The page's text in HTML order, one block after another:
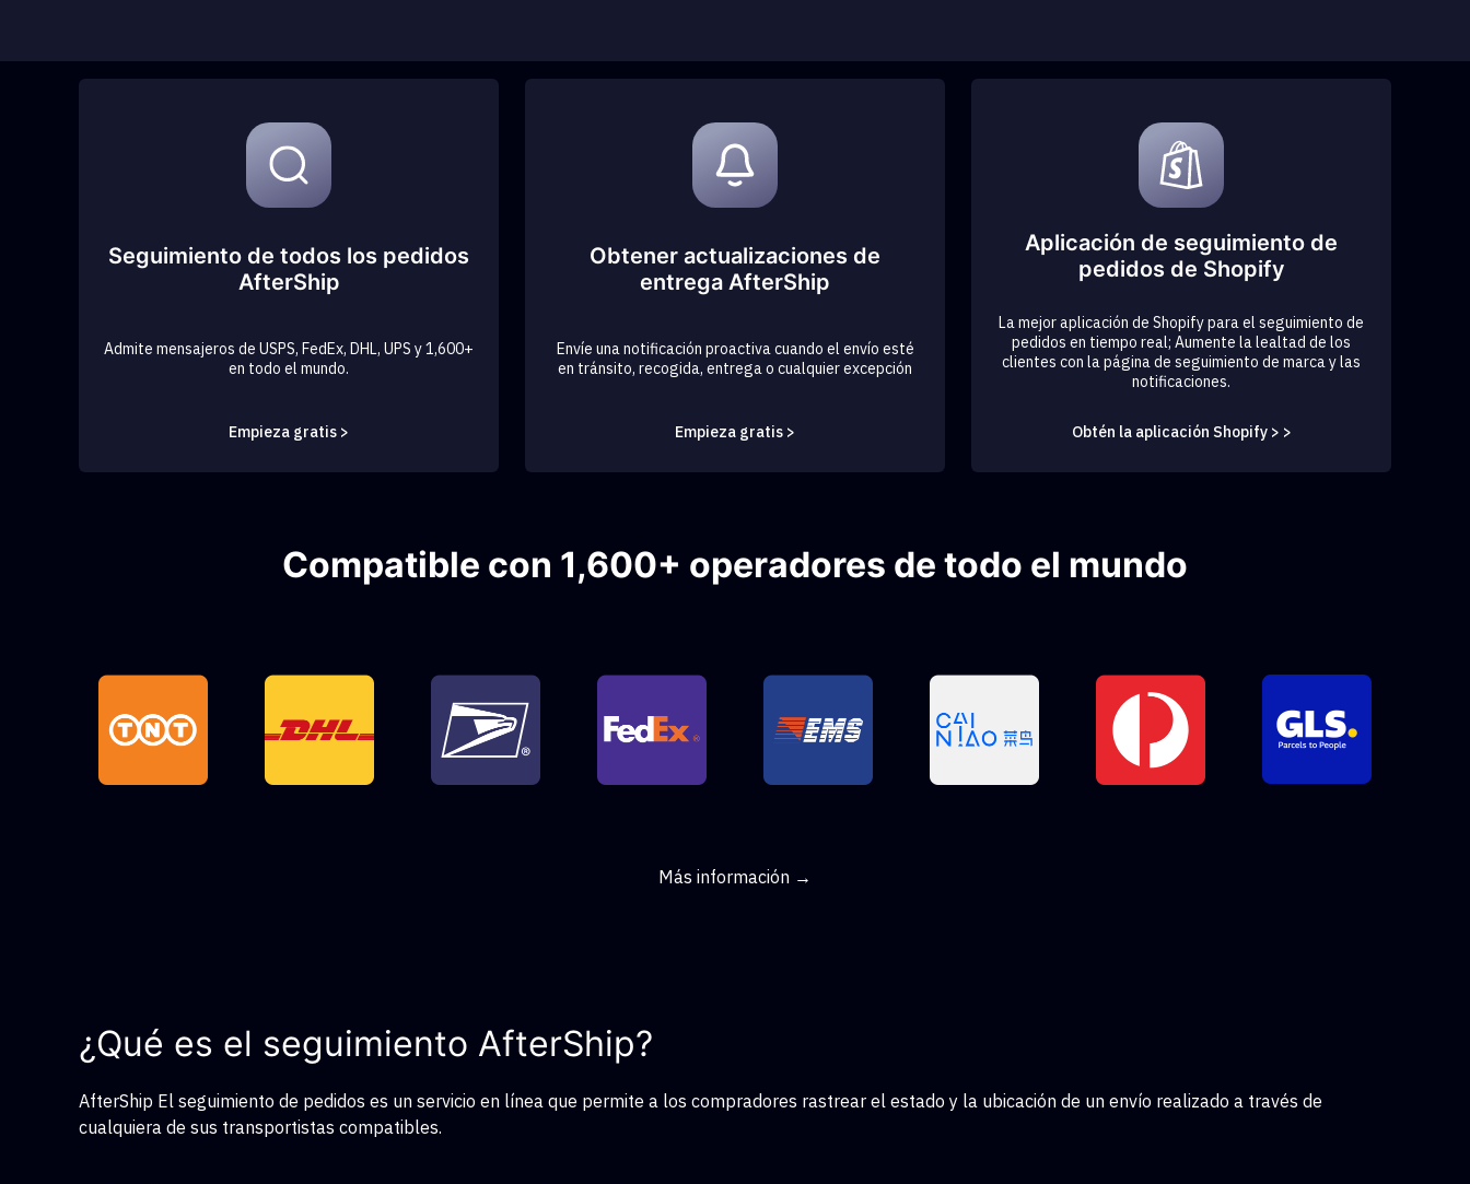
Seguimiento de todos los pedidos
AfterShip
Admite mensajeros de USPS, FedEx, DHL, UPS y 1,600+
en todo el mundo.
Empieza gratis >
Obtener actualizaciones de
entrega AfterShip
Envíe una notificación proactiva cuando el envío esté
en tránsito, recogida, entrega o cualquier excepción
Empieza gratis >
Aplicación de seguimiento de
pedidos de Shopify
La mejor aplicación de Shopify para el seguimiento de
pedidos en tiempo real; Aumente la lealtad de los
clientes con la página de seguimiento de marca y las
notificaciones.
Obtén la aplicación Shopify > >
Compatible con 1,600+ operadores de todo el mundo
Más información →
¿Qué es el seguimiento AfterShip?
AfterShip El seguimiento de pedidos es un servicio en línea que permite a los compradores rastrear el estado y la ubicación de un envío realizado a través de
cualquiera de sus transportistas compatibles.